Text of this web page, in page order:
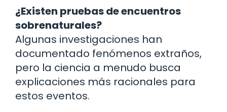
¿Existen pruebas de encuentros
sobrenaturales?
Algunas investigaciones han
documentado fenómenos extraños,
pero la ciencia a menudo busca
explicaciones más racionales para
estos eventos.